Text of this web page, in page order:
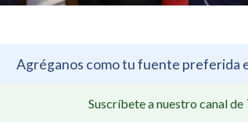
Agréganos como tu fuente preferida
Suscríbete a nuestro canal de